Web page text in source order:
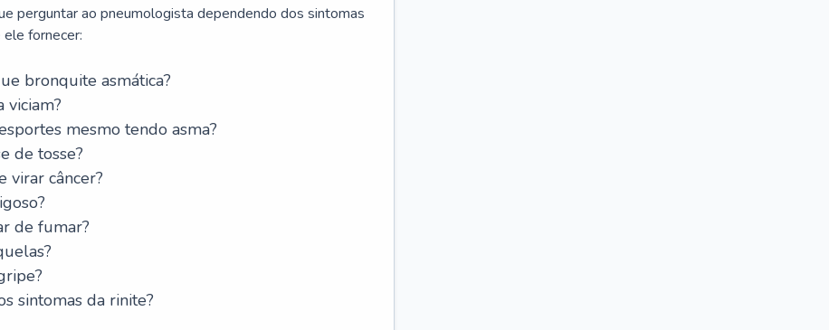
perguntar ao pneumologista dependendo dos sintomas
fornecer:
bronquite asmática?
viciam?
mesmo tendo asma?
de tosse?
virar câncer?
de fumar?
sintomas da rinite?